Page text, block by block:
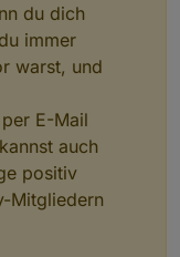
du dich
immer
warst, und
E-Mail
auch
positiv
Mitgliedern